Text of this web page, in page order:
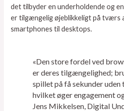
det tilbyder en underholdende og
er tilgængelig øjeblikkeligt på tværs
smartphones til desktops.
«Den store fordel ved
er deres tilgængelighed;
spillet på få sekunder uden
hvilket øger engagement
Jens Mikkelsen, Digital